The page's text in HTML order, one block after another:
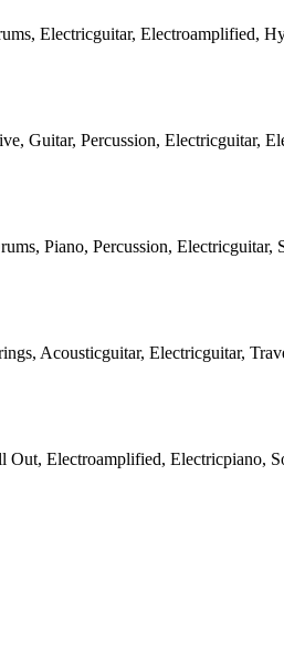
Electricguitar, Electroamplified,
Guitar, Percussion, Electricguitar,
Piano, Percussion,
Acousticguitar, Electricguitar,
Out, Electroamplified, Electricpiano,